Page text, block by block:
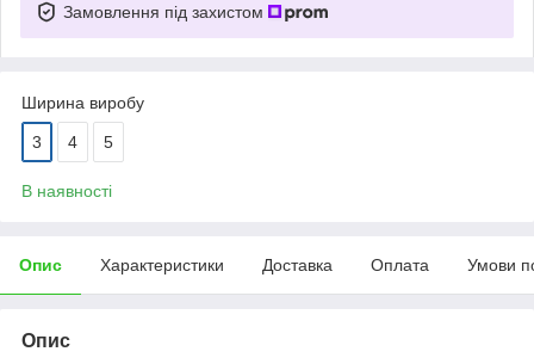
Замовлення під захистом
Ширина виробу
3 4 5
В наявності
Опис Характеристики Доставка Оплата Умови
Опис